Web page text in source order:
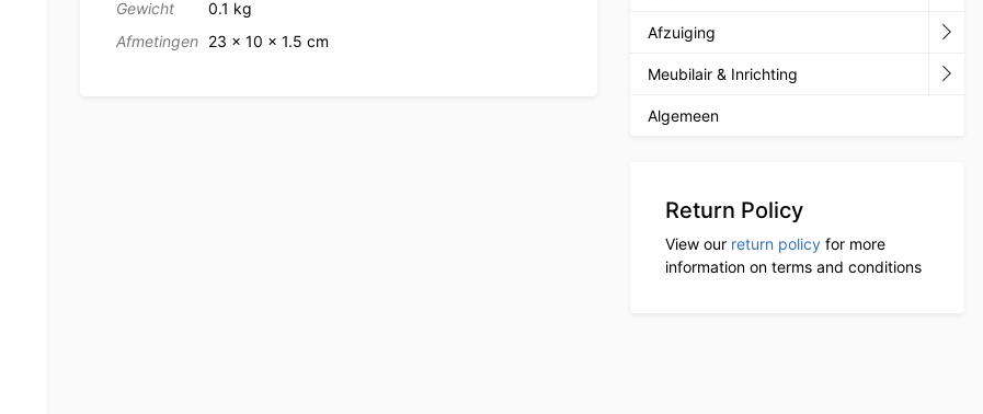
Gewicht
0.1 kg
Afmetingen
23 × 10 × 1.5 cm
Afzuiging
Meubilair & Inrichting
Algemeen
Return Policy
View our return policy for more
information on terms and conditions